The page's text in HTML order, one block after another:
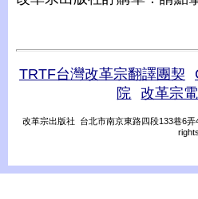
TRTF台灣改革宗翻譯團契
院
改革宗
改革宗出版社 台北市南京東路四段133巷6